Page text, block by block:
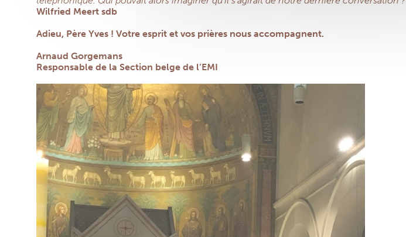
Wilfried Meert sdb
Adieu, Père Yves ! Votre esprit et vos prières nous accompagnent.
Arnaud Gorgemans
Responsable de la Section belge de l’EMI